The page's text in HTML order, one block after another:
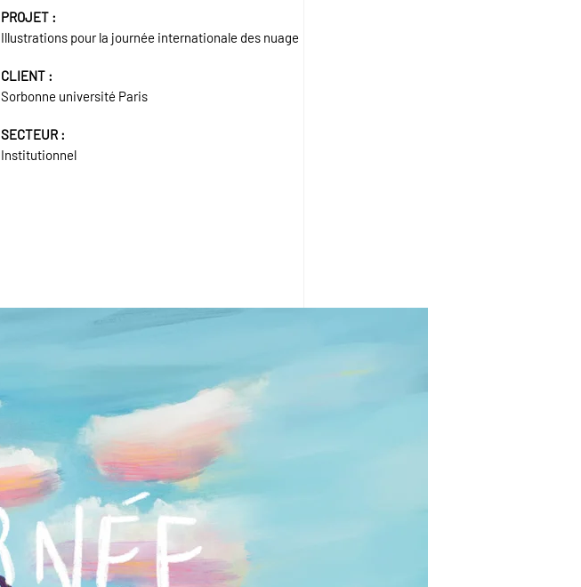
PROJET :
Illustrations pour la journée internationale des nuage
CLIENT :
Sorbonne université Paris
SECTEUR :
Institutionnel